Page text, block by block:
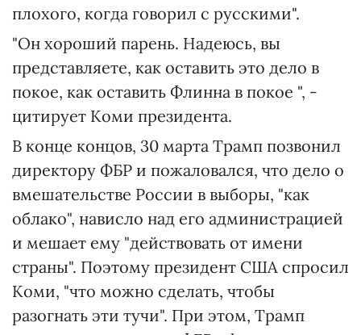
плохого, когда говорил с русскими".
"Он хороший парень. Надеюсь, вы
представляете, как оставить это дело в
покое, как оставить Флинна в покое ", -
цитирует Коми президента.
В конце концов, 30 марта Трамп позвонил
директору ФБР и пожаловался, что дело о
вмешательстве России в выборы, "как
облако", нависло над его администрацией
и мешает ему "действовать от имени
страны". Поэтому президент США спросил
Коми, "что можно сделать, чтобы
разогнать эти тучи". При этом, Трамп